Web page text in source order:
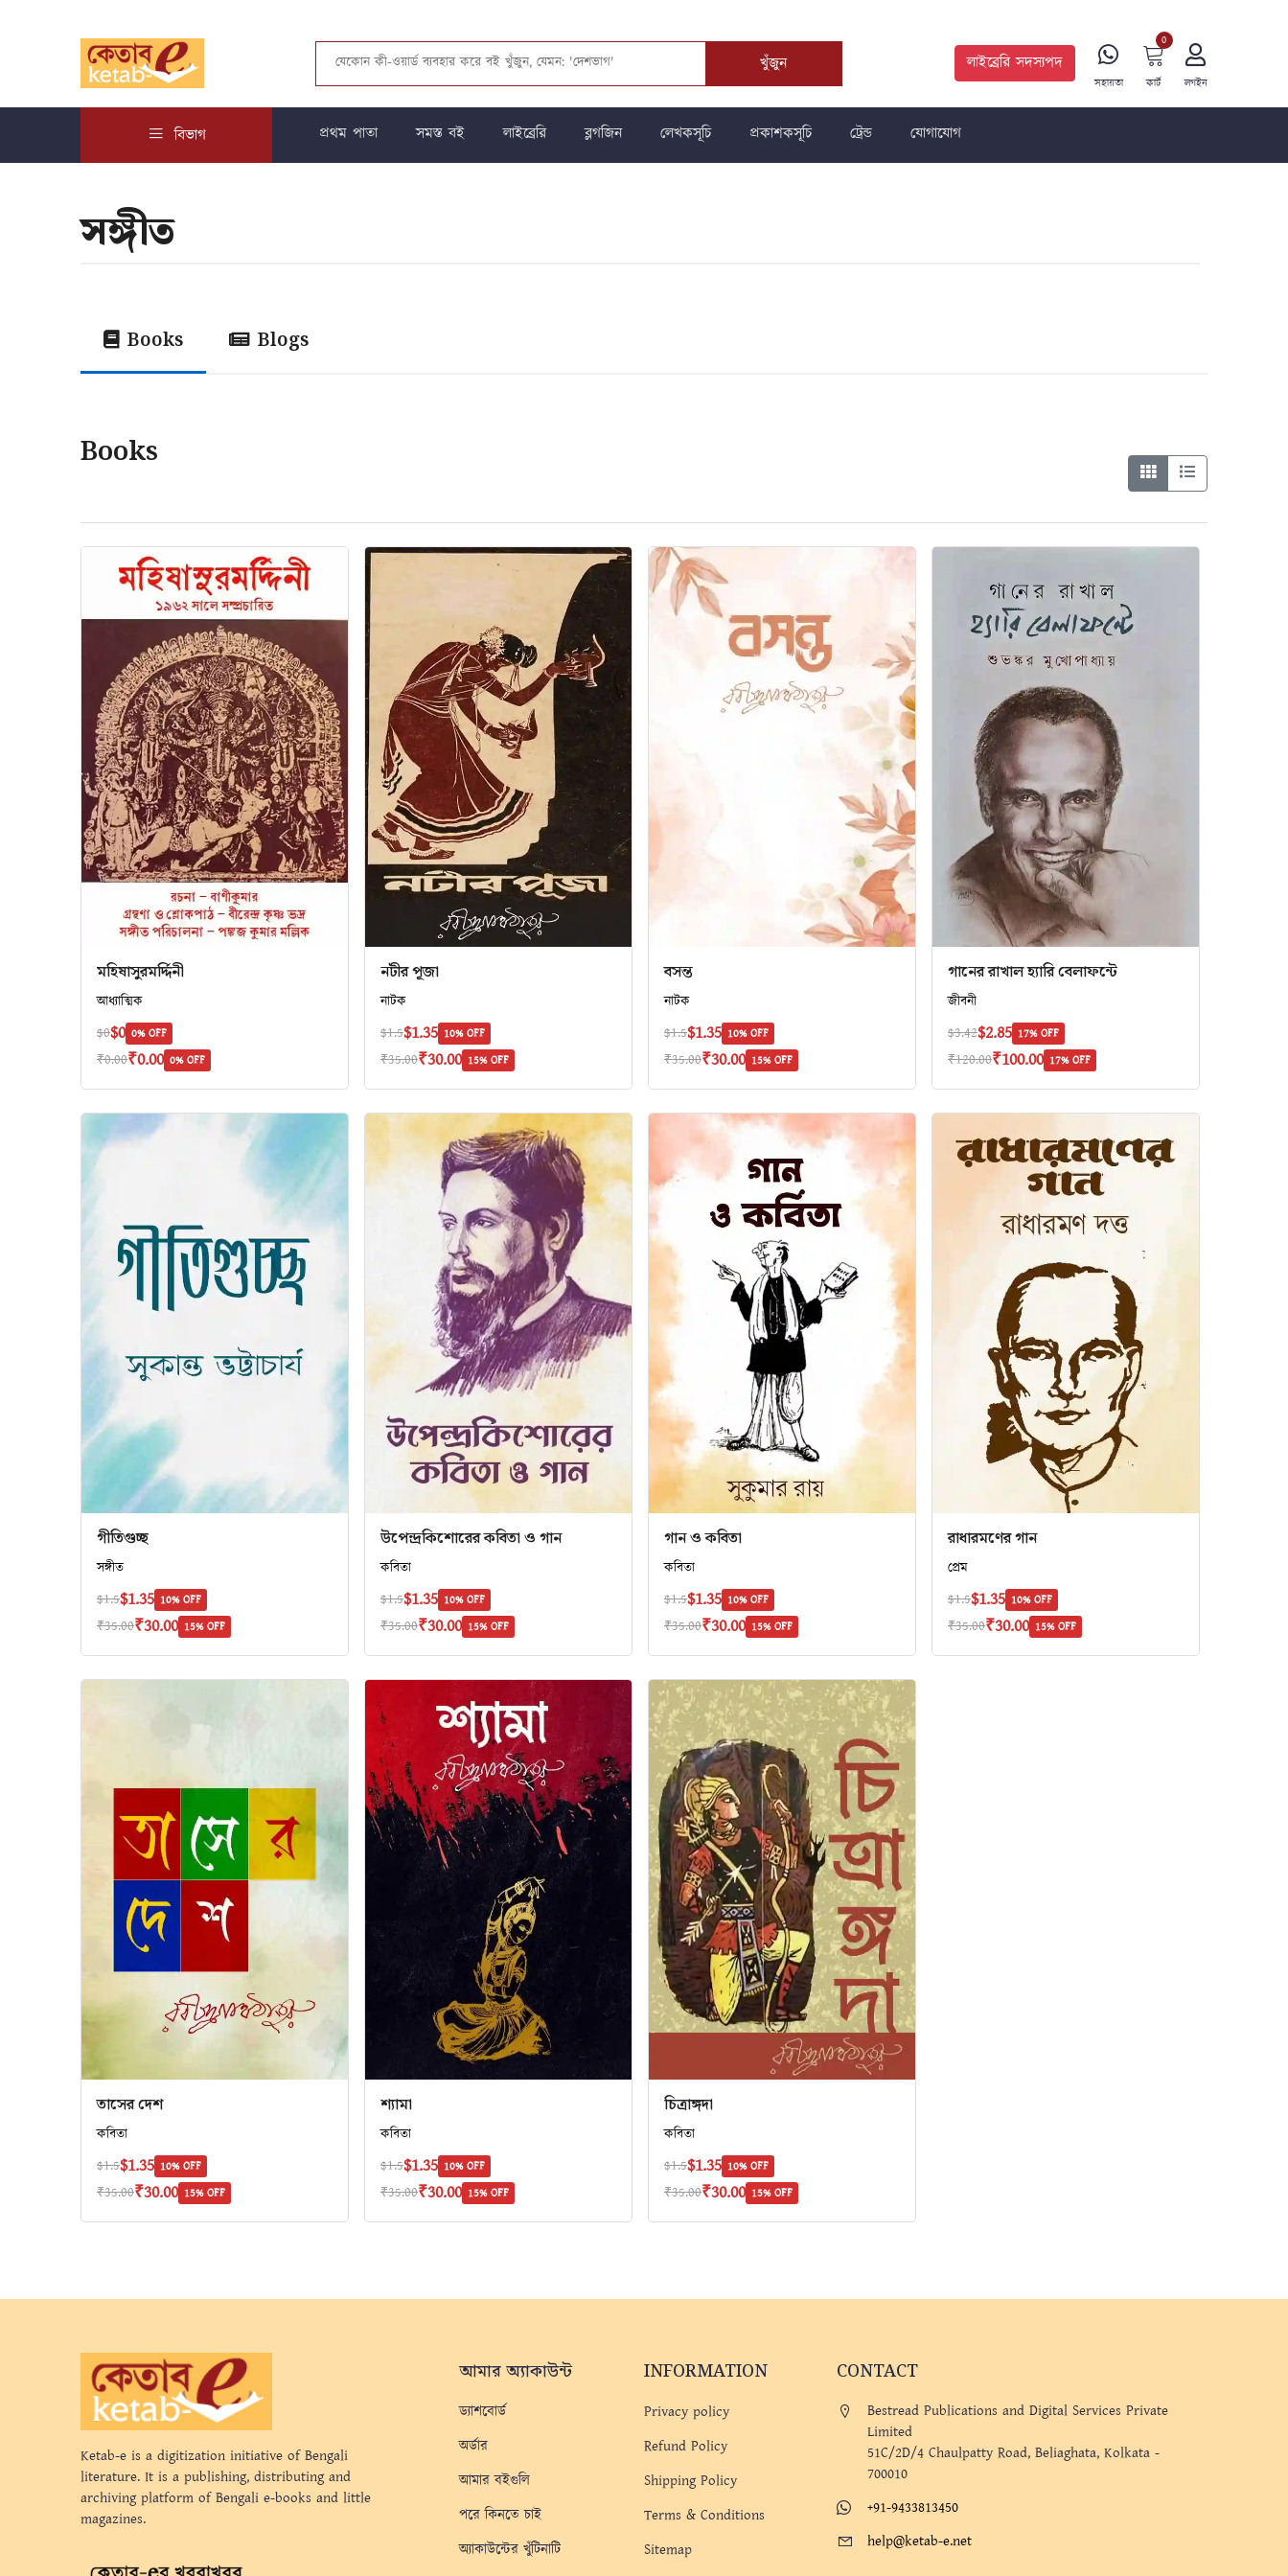
খুঁজুন লাইব্রেরি সদস্যপদ
সহায়তা কার্ট
0
লগইন
বিভাগ প্রথম পাতা সমস্ত বই লাইব্রেরি ব্লগজিন লেখকসূচি প্রকাশকসূচি ট্রেন্ড যোগাযোগ
সঙ্গীত
Books Blogs
Books
মহিষাসুরমর্দ্দিনী
আধ্যাত্মিক
$0$0 0% OFF
₹0.00₹0.00 0% OFF
নটীর পূজা
নাটক
$1.5$1.35 10% OFF
₹35.00₹30.00 15% OFF
বসন্ত
নাটক
$1.5$1.35 10% OFF
₹35.00₹30.00 15% OFF
গানের রাখাল হ্যারি বেলাফন্টে
জীবনী
$3.42$2.85 17% OFF
₹120.00₹100.00 17% OFF
গীতিগুচ্ছ
সঙ্গীত
$1.5$1.35 10% OFF
₹35.00₹30.00 15% OFF
উপেন্দ্রকিশোরের কবিতা ও গান
কবিতা
$1.5$1.35 10% OFF
₹35.00₹30.00 15% OFF
গান ও কবিতা
কবিতা
$1.5$1.35 10% OFF
₹35.00₹30.00 15% OFF
রাধারমণের গান
প্রেম
$1.5$1.35 10% OFF
₹35.00₹30.00 15% OFF
তাসের দেশ
কবিতা
$1.5$1.35 10% OFF
₹35.00₹30.00 15% OFF
শ্যামা
কবিতা
$1.5$1.35 10% OFF
₹35.00₹30.00 15% OFF
চিত্রাঙ্গদা
কবিতা
$1.5$1.35 10% OFF
₹35.00₹30.00 15% OFF
Ketab-e is a digitization initiative of Bengali
literature. It is a publishing, distributing and
archiving platform of Bengali e-books and little
magazines.
আমার অ্যাকাউন্ট
ড্যাশবোর্ড
অর্ডার
আমার বইগুলি
পরে কিনতে চাই
অ্যাকাউন্টের খুঁটিনাটি
INFORMATION
Privacy policy
Refund Policy
Shipping Policy
Terms & Conditions
Sitemap
CONTACT
Bestread Publications and Digital Services Private
Limited
51C/2D/4 Chaulpatty Road, Beliaghata, Kolkata -
700010
+91-9433813450
help@ketab-e.net